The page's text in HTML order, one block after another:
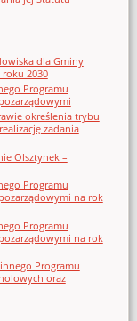
dla Gminy
2030
Programu
określenia trybu
zadania
Olsztynek –
Programu
na rok
Programu
na rok
Programu
oraz